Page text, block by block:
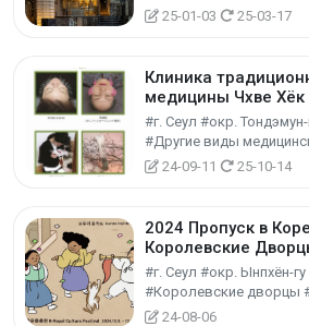
25-01-03
25-03-17
Клиника
медицины Чхве Хёк
#г. Сеул #окр. Тондэмун-
24-09-11
25-10-14
2024 Пропуск в
Королевские
궁패스
#г. Сеул #окр. Ынпхён-гу
24-08-06